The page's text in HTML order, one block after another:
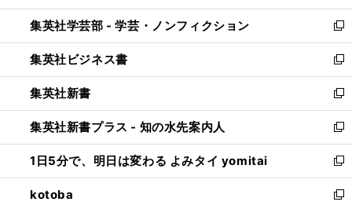
開
く
ウ
で
開
く
ン
ド
ウ
で
開
く
ウ
ィ
ン
ド
ウ
で
開
く
集英社学芸部 - 学芸・ノンフィクション
新
し
い
ウ
ィ
ン
ド
ウ
で
開
く
集英社ビジネス書
新
し
い
ウ
ィ
ン
ド
ウ
で
集英社新書
新
し
い
ウ
ィ
ン
ド
集英社新書プラス - 知の水先案内人
新
し
い
ウ
ィ
1日5分で、明日は変わる よみタイ yomitai
新
し
い
kotoba
新